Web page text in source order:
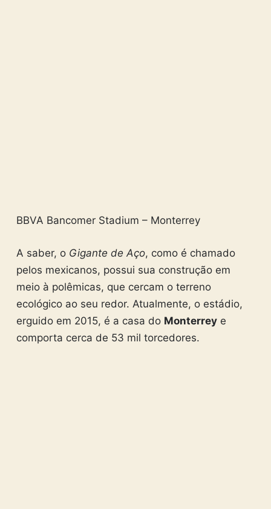
BBVA Bancomer Stadium – Monterrey
A saber, o Gigante de Aço, como é chamado
pelos mexicanos, possui sua construção em
meio à polêmicas, que cercam o terreno
ecológico ao seu redor. Atualmente, o estádio,
erguido em 2015, é a casa do Monterreye
comporta cerca de 53 mil torcedores.